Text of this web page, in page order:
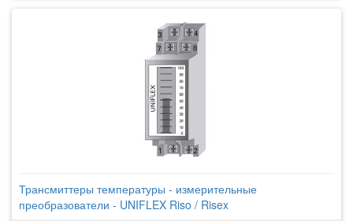
Трансмиттеры температуры - измерительные
преобразователи - UNIFLEX Riso / Risex